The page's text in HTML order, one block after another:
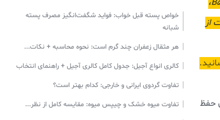
از
حفظ
خواص پسته قبل خواب: فواید شگفت‌انگیز مصرف پسته
شبانه
هر مثقال زعفران چند گرم است: نحوه محاسبه + نکات...
کالری انواع آجیل: جدول کامل کالری آجیل + راهنمای انتخاب
تفاوت گردوی ایرانی و خارجی: کدام بهتر است؟
تفاوت میوه خشک و چیپس میوه: مقایسه کامل از نظر...